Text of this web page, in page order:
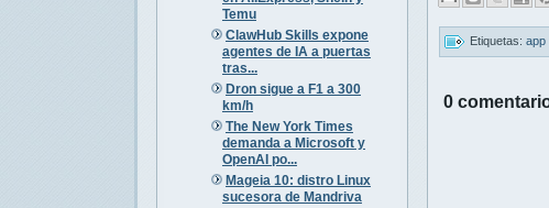
Temu
ClawHub Skills expone
agentes de IA a puertas
tras...
Dron sigue a F1 a 300
km/h
The New York Times
demanda a Microsoft y
OpenAI po...
Mageia 10: distro Linux
sucesora de Mandriva
Etiquetas: app
0